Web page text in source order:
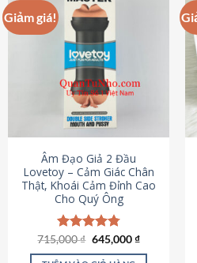
Giảm giá!
Âm Đạo Giả 2 Đầu
Lovetoy – Cảm Giác Chân
Thật, Khoái Cảm Đỉnh Cao
Cho Quý Ông
Được xếp
hạng4.79
715,000₫ Giá
là:
645,000₫Giá
tại